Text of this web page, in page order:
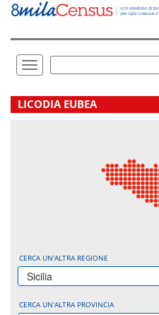
Vai
direttamente
Toggle
navigation
LICODIA EUBEA
CERCA UN'ALTRA REGIONE
Sicilia
CERCA UN'ALTRA PROVINCIA